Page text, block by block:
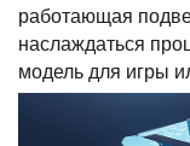
работающая
наслаждаться
модель для игры